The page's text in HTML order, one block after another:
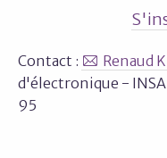
Contact : Renaud
d'électronique - INSA
95